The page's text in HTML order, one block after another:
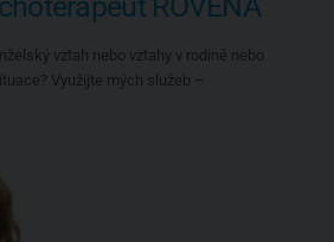
ROVENA
vztah nebo vztahy v rodině nebo
Využijte mých služeb –